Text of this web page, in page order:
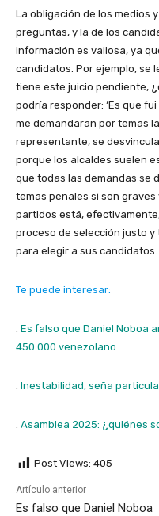
La obligación de los medios
preguntas, y la de los
información es valiosa, ya
candidatos. Por ejemplo, se
tiene este juicio pendiente,
podría responder: ‘Es que
me demandaran por temas
representante, se
porque los alcaldes suelen
que todas las demandas se
temas penales sí son
partidos está,
proceso de selección justo
para elegir a sus candidatos.
Te puede interesar:
Es falso que Daniel Noboa
450.000 venezolano
Inestabilidad, seña
Asamblea 2025: ¿quiénes
Post Views: 405
Artículo anterior
Es falso que Daniel Noboa